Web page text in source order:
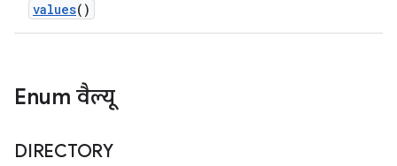
values()
Enum वैल्यू
DIRECTORY